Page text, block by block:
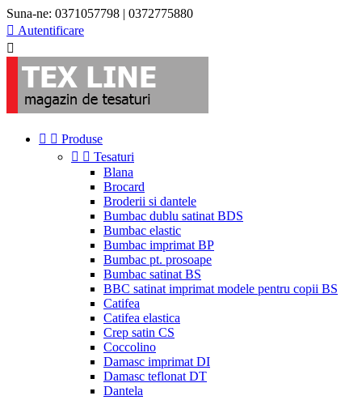
Suna-ne: 0371057798 | 0372775880
 Autentificare

  Produse
  Tesaturi
Blana
Brocard
Broderii si dantele
Bumbac dublu satinat BDS
Bumbac elastic
Bumbac imprimat BP
Bumbac pt. prosoape
Bumbac satinat BS
BBC satinat imprimat modele pentru copii BS
Catifea
Catifea elastica
Crep satin CS
Coccolino
Damasc imprimat DI
Damasc teflonat DT
Dantela